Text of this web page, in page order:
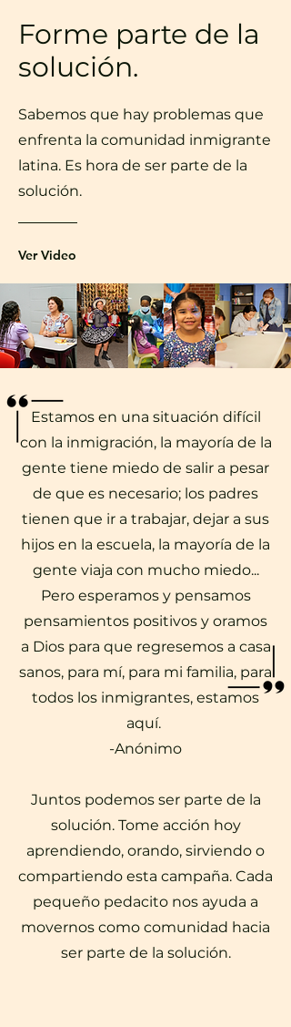
Forme parte de la
solución.
Sabemos que hay problemas que
enfrenta la comunidad inmigrante
latina. Es hora de ser parte de la
solución.
Ver Video
Estamos en una situación difícil
con la inmigración, la mayoría de la
gente tiene miedo de salir a pesar
de que es necesario; los padres
tienen que ir a trabajar, dejar a sus
hijos en la escuela, la mayoría de la
gente viaja con mucho miedo...
Pero esperamos y pensamos
pensamientos positivos y oramos
a Dios para que regresemos a casa
sanos, para mí, para mi familia, para
todos los inmigrantes, estamos
aquí.
-Anónimo
Juntos podemos ser parte de la
solución. Tome acción hoy
aprendiendo, orando, sirviendo o
compartiendo esta campaña. Cada
pequeño pedacito nos ayuda a
movernos como comunidad hacia
ser parte de la solución.